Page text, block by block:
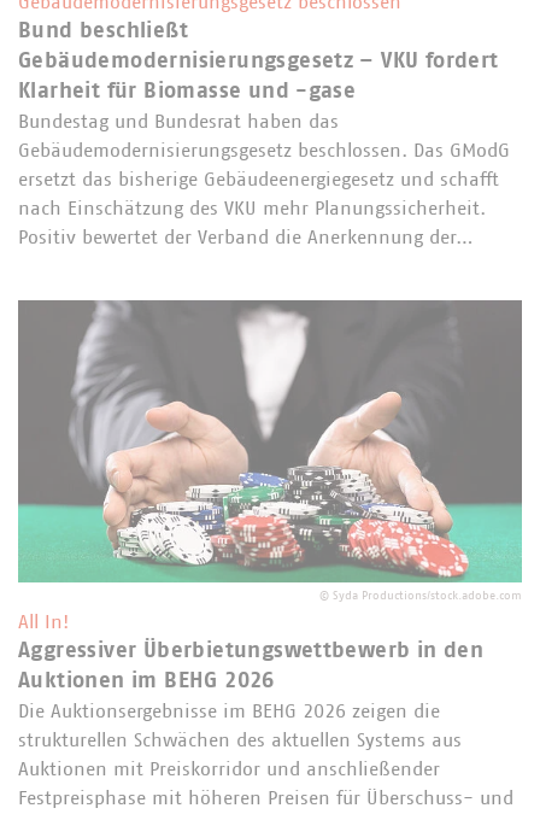
Bund beschließt
Gebäudemodernisierungsgesetz – VKU fordert
Klarheit für Biomasse und -gase
Bundestag und Bundesrat haben das
Gebäudemodernisierungsgesetz beschlossen. Das GModG
ersetzt das bisherige Gebäudeenergiegesetz und schafft
nach Einschätzung des VKU mehr Planungssicherheit.
Positiv bewertet der Verband die Anerkennung der…
© Syda Productions/stock.adobe.com
All In!
Aggressiver Überbietungswettbewerb in den
Auktionen im BEHG 2026
Die Auktionsergebnisse im BEHG 2026 zeigen die
strukturellen Schwächen des aktuellen Systems aus
Auktionen mit Preiskorridor und anschließender
Festpreisphase mit höheren Preisen für Überschuss- und